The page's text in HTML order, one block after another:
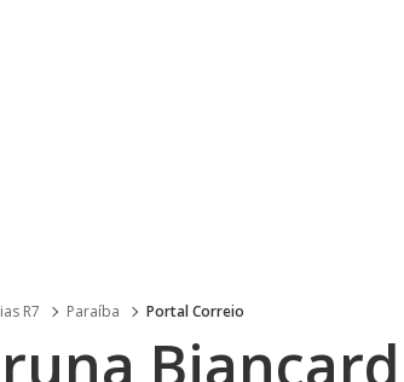
R7 Paraíba Portal Correio